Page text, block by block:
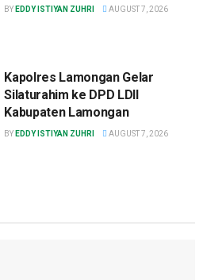
BY EDDY ISTIYAN ZUHRI AUGUST 7, 2026
Kapolres Lamongan Gelar
Silaturahim ke DPD LDII
Kabupaten Lamongan
BY EDDY ISTIYAN ZUHRI AUGUST 7, 2026